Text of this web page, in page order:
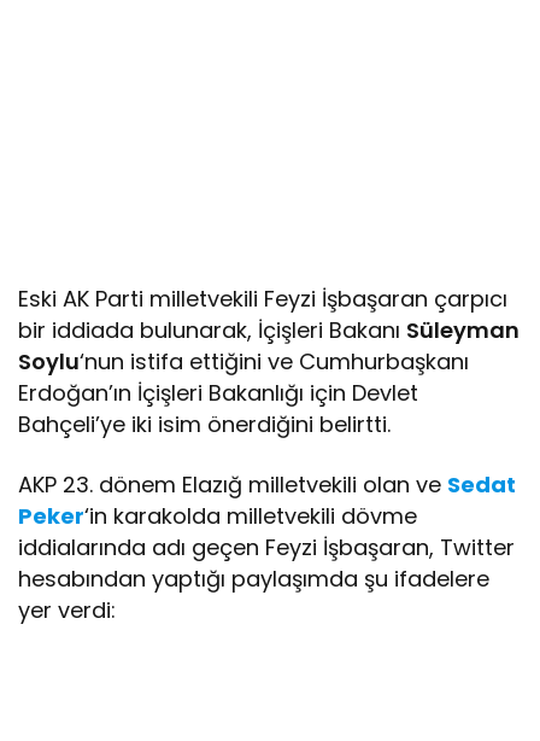
Eski AK Parti milletvekili Feyzi İşbaşaran çarpıcı
bir iddiada bulunarak, İçişleri Bakanı Süleyman
Soylu‘nun istifa ettiğini ve Cumhurbaşkanı
Erdoğan’ın İçişleri Bakanlığı için Devlet
Bahçeli’ye iki isim önerdiğini belirtti.
AKP 23. dönem Elazığ milletvekili olan ve Sedat
Peker‘in karakolda milletvekili dövme
iddialarında adı geçen Feyzi İşbaşaran, Twitter
hesabından yaptığı paylaşımda şu ifadelere
yer verdi: